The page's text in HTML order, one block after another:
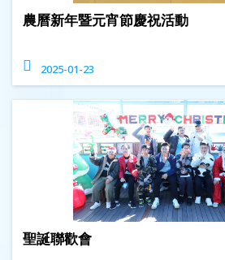
農曆新年暨元宵節慶祝活動
2025-01-23
聖誕聯歡會